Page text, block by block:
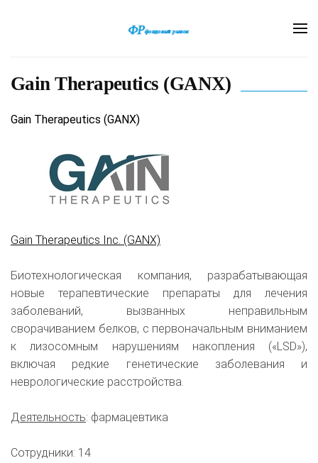
Gain Therapeutics (GANX)
Gain Therapeutics (GANX)
Gain Therapeutics Inc. (GANX)
Биотехнологическая компания, разрабатывающая
новые терапевтические препараты для лечения
заболеваний, вызванных неправильным
сворачиванием белков, с первоначальным вниманием
к лизосомным нарушениям накопления («LSD»),
включая редкие генетические заболевания и
неврологические расстройства.
Деятельность: фармацевтика
Сотрудники: 14